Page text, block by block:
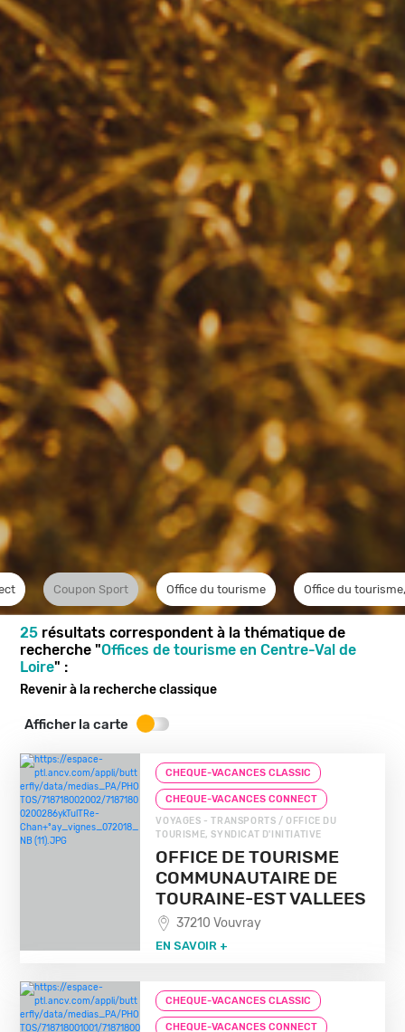
Coupon Sport Office du tourisme Office du
25 résultats correspondent à la thématique de
recherche "Offices de tourisme en Centre-Val de
Loire" :
Revenir à la recherche classique
Afficher la carte
CHEQUE-VACANCES CLASSIC
CHEQUE-VACANCES CONNECT
VOYAGES - TRANSPORTS / OFFICE DU
TOURISME, SYNDICAT D'INITIATIVE
OFFICE DE TOURISME
COMMUNAUTAIRE DE
TOURAINE-EST VALLEES
37210 Vouvray
EN SAVOIR +
CHEQUE-VACANCES CLASSIC
CHEQUE-VACANCES CONNECT